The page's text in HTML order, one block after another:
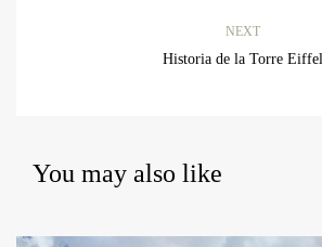
NEXT
Historia de la Torre Eiffel
You may also like